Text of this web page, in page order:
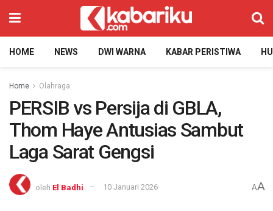
HOME NEWS DWI WARNA KABAR PERISTIWA
Home Olahraga
PERSIB vs Persija di GBLA,
Thom Haye Antusias Sambut
Laga Sarat Gengsi
oleh El Badhi 10 Januari 2026 AA